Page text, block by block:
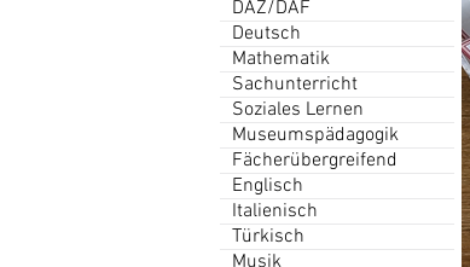
DAZ/DAF
Deutsch
Mathematik
Sachunterricht
Soziales Lernen
Museumspädagogik
Fächerübergreifend
Englisch
Italienisch
Türkisch
Musik